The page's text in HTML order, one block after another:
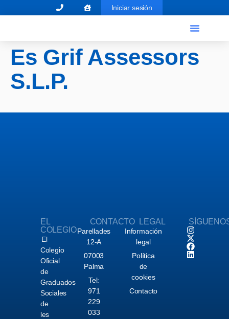
Iniciar sesión
Es Grif Assessors
S.L.P.
EL
COLEGIO
El
Colegio
Oficial
de
Graduados
Sociales
de
les
CONTACTO
Parellades
12-A
07003
Palma
Tel:
971
229
033
LEGAL
Información
legal
Política
de
cookies
Contacto